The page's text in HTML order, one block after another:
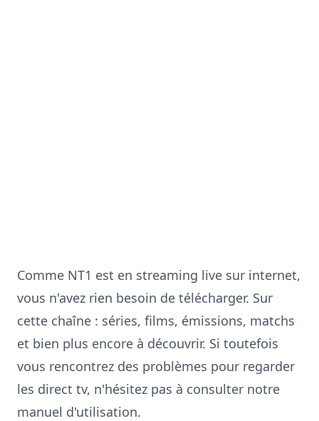
Comme NT1 est en streaming live sur internet,
vous n'avez rien besoin de télécharger. Sur
cette chaîne : séries, films, émissions, matchs
et bien plus encore à découvrir. Si toutefois
vous rencontrez des problèmes pour regarder
les direct tv, n'hésitez pas à consulter notre
manuel d'utilisation.